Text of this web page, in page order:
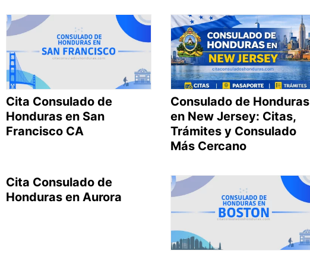
Cita Consulado de
Honduras en San
Francisco CA
Consulado de Honduras
en New Jersey: Citas,
Trámites y Consulado
Más Cercano
Cita Consulado de
Honduras en Aurora